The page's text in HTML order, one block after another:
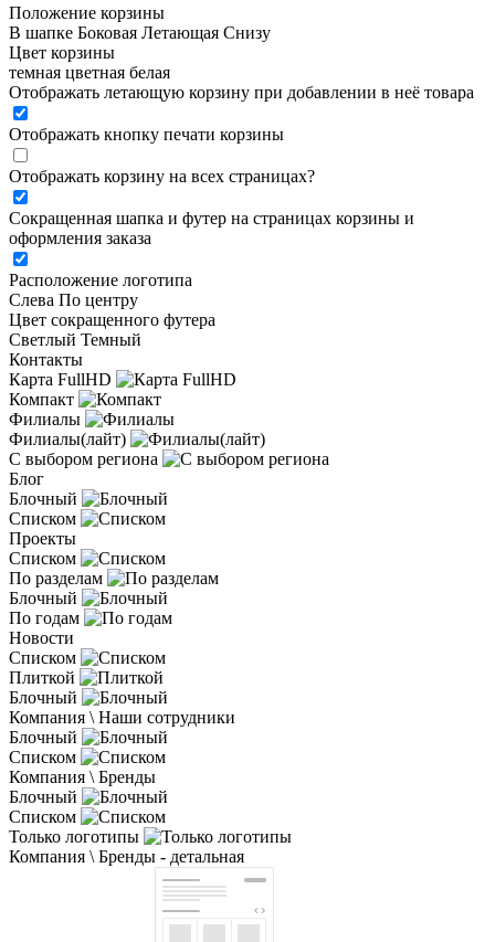
Положение корзины
В шапке Боковая Летающая Снизу
Цвет корзины
темная цветная белая
Отображать летающую корзину при добавлении в неё товара
Отображать кнопку печати корзины
Отображать корзину на всех страницах?
Сокращенная шапка и футер на страницах корзины и
оформления заказа
Расположение логотипа
Cлева По центру
Цвет сокращенного футера
Светлый Темный
Контакты
Карта FullHD
Компакт
Филиалы
Филиалы(лайт)
С выбором региона
Блог
Блочный
Списком
Проекты
Списком
По разделам
Блочный
По годам
Новости
Списком
Плиткой
Блочный
Компания \ Наши сотрудники
Блочный
Списком
Компания \ Бренды
Блочный
Списком
Только логотипы
Компания \ Бренды - детальная